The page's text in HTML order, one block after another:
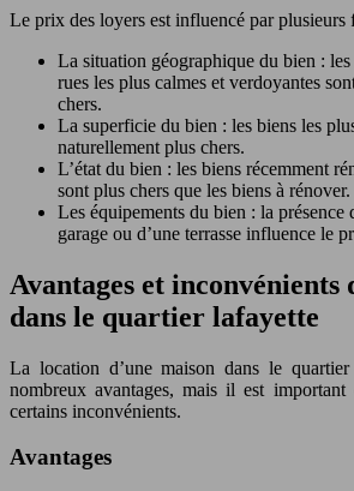
Le prix des loyers est influencé par plusieurs
La situation géographique du bien : les
rues les plus calmes et verdoyantes
chers.
La superficie du bien : les biens les
naturellement plus chers.
L’état du bien : les biens récemment
sont plus chers que les biens à rénover.
Les équipements du bien : la présence
garage ou d’une terrasse influence le
Avantages et inconvénients
dans le quartier lafayette
La location d’une maison dans le
nombreux avantages, mais il est
certains inconvénients.
Avantages